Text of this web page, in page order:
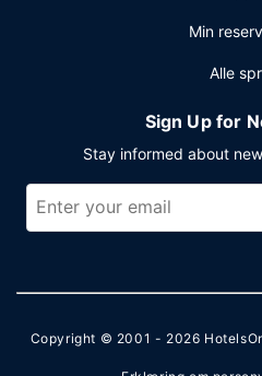
Min
Alle
Sign Up for
Stay informed about
Copyright © 2001 - 2026